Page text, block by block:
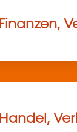
Finanzen,
Handel,